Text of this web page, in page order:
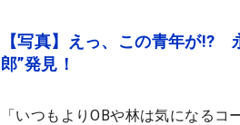
【写真】えっ、この青年が!?
郎”発見！
「いつもよりOBや林は気になる